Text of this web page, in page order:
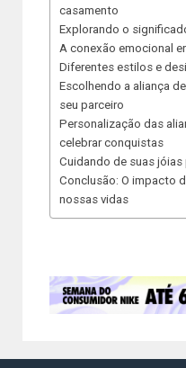
casamento
Explorando o
A conexão emocional
Diferentes estilos e
Escolhendo a aliança
seu parceiro
Personalização das
celebrar conquistas
Cuidando de suas
Conclusão: O impacto
nossas vidas